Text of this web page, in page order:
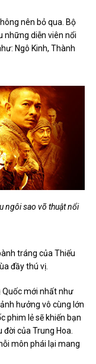
nên bỏ qua. Bộ
những diễn viên nổi
Ngô Kinh, Thành
ngôi sao võ thuật nổi
tráng của Thiếu
đầy thú vị.
Quốc mới nhất như
hưởng vô cùng lớn
phim lẻ sẽ khiến bạn
của Trung Hoa.
môn phái lại mang